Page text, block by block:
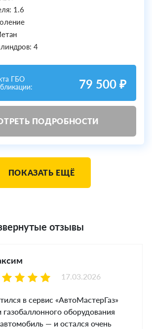
1.6
4
ГБО
79 500 ₽
ПОДРОБНОСТИ
ПОКАЗАТЬ ЕЩЁ
отзывы
в сервис «АвтоМастерГаз»
газобаллонного оборудования
— и остался очень
17.03.2026